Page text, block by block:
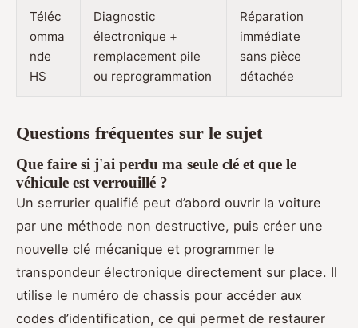
Téléc
omma
nde
HS
Diagnostic
électronique +
remplacement pile
ou reprogrammation
Réparation
immédiate
sans pièce
détachée
Questions fréquentes sur le sujet
Que faire si j'ai perdu ma seule clé et que le
véhicule est verrouillé ?
Un serrurier qualifié peut d’abord ouvrir la voiture
par une méthode non destructive, puis créer une
nouvelle clé mécanique et programmer le
transpondeur électronique directement sur place. Il
utilise le numéro de chassis pour accéder aux
codes d’identification, ce qui permet de restaurer